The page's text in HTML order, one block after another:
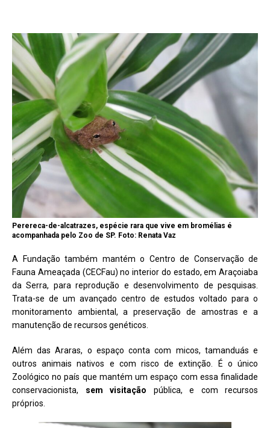
Perereca-de-alcatrazes, espécie rara que vive em bromélias é
acompanhada pelo Zoo de SP. Foto: Renata Vaz
A Fundação também mantém o Centro de Conservação de
Fauna Ameaçada (CECFau) no interior do estado, em Araçoiaba
da Serra, para reprodução e desenvolvimento de pesquisas.
Trata-se de um avançado centro de estudos voltado para o
monitoramento ambiental, a preservação de amostras e a
manutenção de recursos genéticos.
Além das Araras, o espaço conta com micos, tamanduás e
outros animais nativos e com risco de extinção. É o único
Zoológico no país que mantém um espaço com essa finalidade
conservacionista, sem visitação pública, e com recursos
próprios.